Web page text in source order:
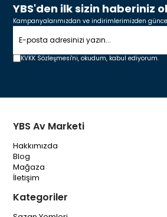
YBS'den ilk sizin haberiniz
Kampanyalarımızdan ve indirimlerimizden
KVKK Sözleşmesi'ni, okudum, kabul ediyorum.
YBS Av Marketi
Hakkımızda
Blog
Mağaza
İletişim
Kategoriler